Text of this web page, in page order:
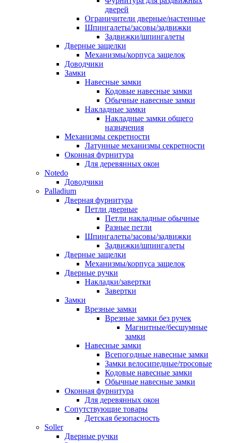
дверей
Ограничители дверные/настенные
Шпингалеты/засовы/задвижки
Задвижки/шпингалеты
Дверные защелки
Механизмы/корпуса защелок
Доводчики
Замки
Навесные замки
Кодовые навесные замки
Обычные навесные замки
Накладные замки
Накладные замки общего
назначения
Механизмы секретности
Латунные механизмы секретности
Оконная фурнитура
Для деревянных окон
Notedo
Доводчики
Palladium
Дверная фурнитура
Петли дверные
Петли накладные обычные
Разные петли
Шпингалеты/засовы/задвижки
Задвижки/шпингалеты
Дверные защелки
Механизмы/корпуса защелок
Дверные ручки
Накладки/завертки
Завертки
Замки
Врезные замки
Врезные замки без ручек
Магнитные/бесшумные
замки
Навесные замки
Всепогодные навесные замки
Замки велосипедные/тросовые
Кодовые навесные замки
Обычные навесные замки
Оконная фурнитура
Для деревянных окон
Сопутствующие товары
Детская безопасность
Soller
Дверные ручки